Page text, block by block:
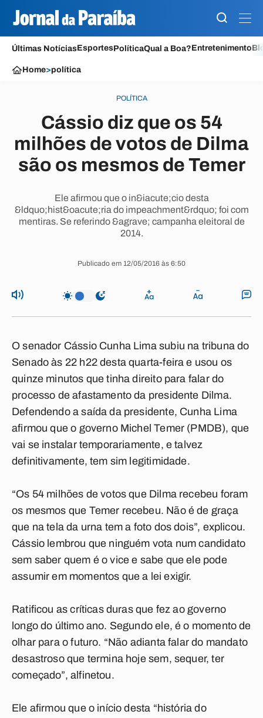
Últimas NotíciasEsportesPolíticaQual a Boa?Entretenimento
Home>política
POLÍTICA
Cássio diz que os 54
milhões de votos de Dilma
são os mesmos de Temer
Ele afirmou que o in&iacute;cio desta
&ldquo;hist&oacute;ria do impeachment&rdquo; foi com
mentiras. Se referindo &agrave; campanha eleitoral de
2014.
Publicado em 12/05/2016 às 6:50
O senador Cássio Cunha Lima subiu na tribuna do
Senado às 22 h22 desta quarta-feira e usou os
quinze minutos que tinha direito para falar do
processo de afastamento da presidente Dilma.
Defendendo a saída da presidente, Cunha Lima
afirmou que o governo Michel Temer (PMDB), que
vai se instalar temporariamente, e talvez
definitivamente, tem sim legitimidade.
“Os 54 milhões de votos que Dilma recebeu foram
os mesmos que Temer recebeu. Não é de graça
que na tela da urna tem a foto dos dois”, explicou.
Cássio lembrou que ninguém vota num candidato
sem saber quem é o vice e sabe que ele pode
assumir em momentos que a lei exigir.
Ratificou as críticas duras que fez ao governo
longo do último ano. Segundo ele, é o momento de
olhar para o futuro. “Não adianta falar do mandato
desastroso que termina hoje sem, sequer, ter
começado”, alfinetou.
Ele afirmou que o início desta “história do